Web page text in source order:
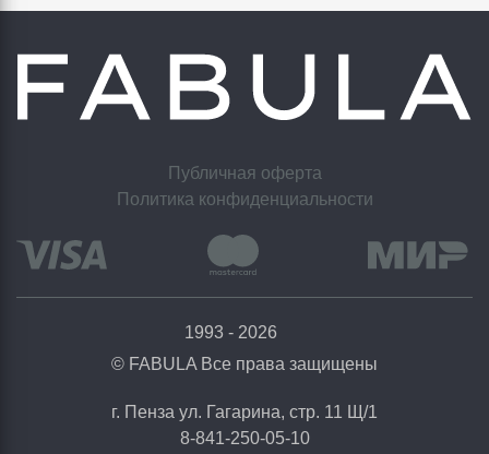
Публичная оферта
Политика конфиденциальности
1993 - 2026
© FABULA Все права защищены
г. Пенза ул. Гагарина, стр. 11 Щ/1
8-841-250-05-10